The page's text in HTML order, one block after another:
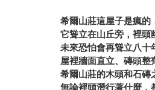
希爾山莊這屋子是瘋的
它聳立在山丘旁，裡頭
未來恐怕會再聳立八十
屋裡牆面直立、磚頭整
希爾山莊的木頭和石磚
無論裡頭潛行著什麼，